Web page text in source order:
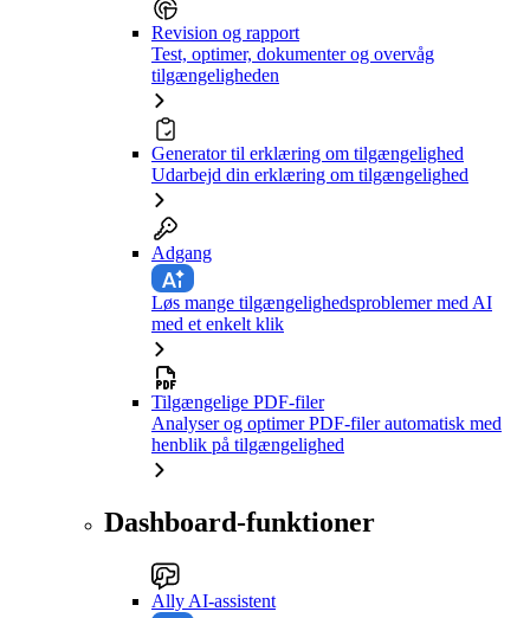
Revision og rapport
Test, optimer, dokumenter og overvåg
tilgængeligheden
Generator til erklæring om tilgængelighed
Udarbejd din erklæring om tilgængelighed
Adgang
Løs mange tilgængelighedsproblemer med AI
med et enkelt klik
Tilgængelige PDF-filer
Analyser og optimer PDF-filer automatisk med
henblik på tilgængelighed
Dashboard-funktioner
Ally AI-assistent